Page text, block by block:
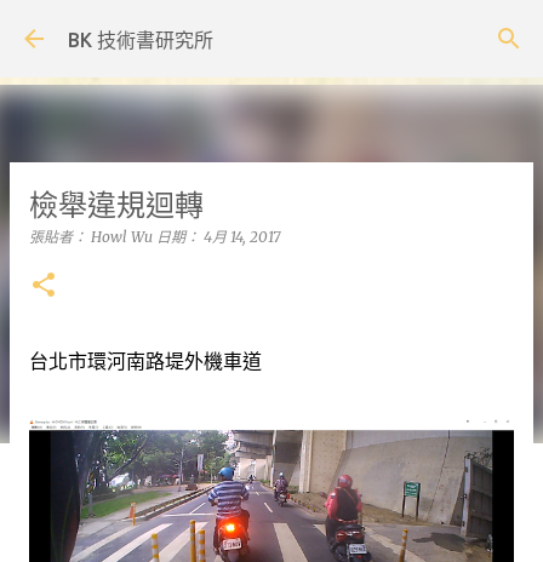
BK 技術書研究所
檢舉違規迴轉
張貼者： Howl Wu 日期： 4月 14, 2017
台北市環河南路堤外機車道